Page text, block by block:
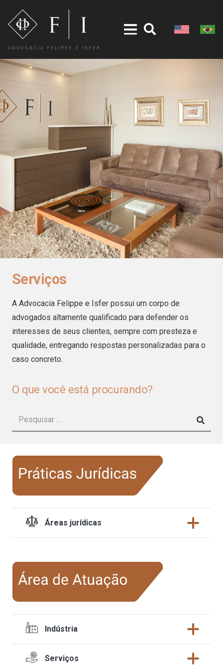
Serviços
A Advocacia Felippe e Isfer possui um corpo de
advogados altamente qualificado para defender os
interesses de seus clientes, sempre com presteza e
qualidade, entregando respostas personalizadas para o
caso concreto.
O que você está procurando?
Pesquisar
por:
Áreas jurídicas
Indústria
Serviços